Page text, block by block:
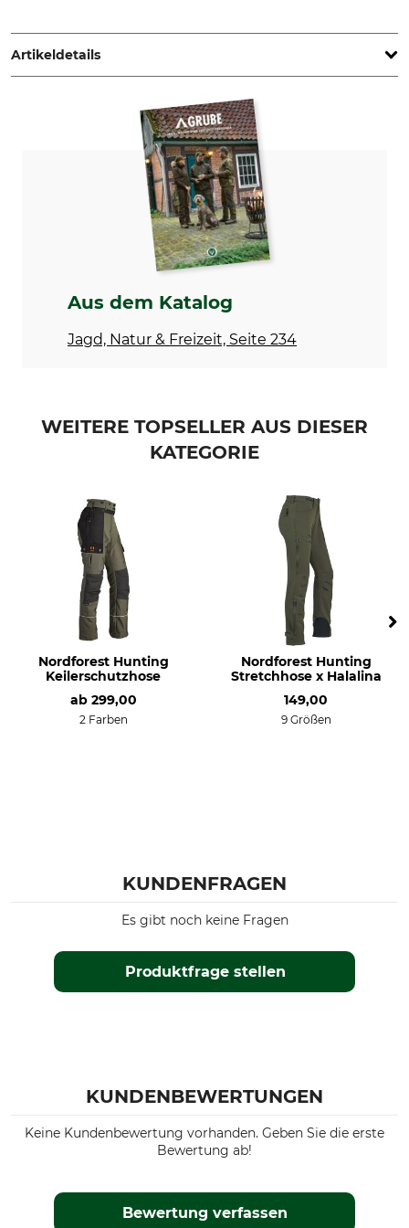
www.pinewood.eu
Artikeldetails
Produkttyp
Jagdhose
Modellbezeichnung
Oberstoff
97% Baumwolle
3% Elasthan
Bleichen
Nicht bleichen
Trocknen
Nicht im Wäschetrockner
trocknen
Bügeln bis 150 °C
Eigenschaften
Für
Damen
Konfektionsgröße
Aus dem Katalog
Jagd, Natur & Freizeit, Seite 234
WEITERE TOPSELLER AUS DIESER
KATEGORIE
Nordforest Hunting
Keilerschutzhose
ab 299,00
2 Farben
Nordforest Hunting
Stretchhose x Halalina
149,00
9 Größen
KUNDENFRAGEN
Produktfrage stellen
Es gibt noch keine Fragen
KUNDENBEWERTUNGEN
Keine Kundenbewertung vorhanden. Geben Sie die erste
Bewertung ab!
Bewertung verfassen